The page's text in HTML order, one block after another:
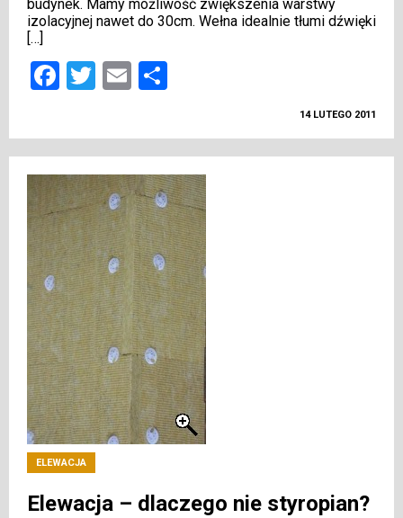
budynek. Mamy możliwość zwiększenia warstwy
izolacyjnej nawet do 30cm. Wełna idealnie tłumi dźwięki
[…]
Facebook
Twitter
Email
14 LUTEGO 2011
ELEWACJA
Elewacja – dlaczego nie styropian?